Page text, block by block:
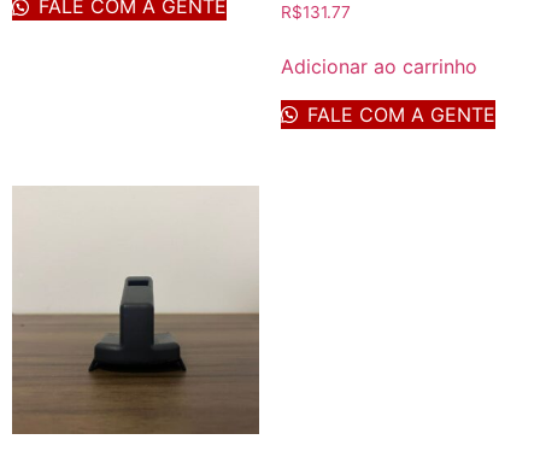
FALE COM A GENTE
R$131.77
Adicionar ao carrinho
FALE COM A GENTE